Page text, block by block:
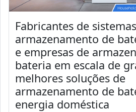
Fabricantes de
armazenamento de
e empresas de
bateria em escala de
melhores soluções de
armazenamento de
energia doméstica